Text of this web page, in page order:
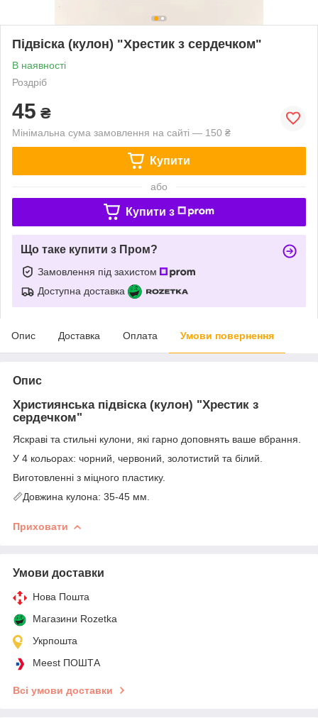
Підвіска (кулон) "Хрестик з сердечком"
В наявності
Роздріб
45 ₴
Мінімальна сума замовлення на сайті — 150 ₴
Купити
або
Купити з
Що таке купити з Пром?
Замовлення під захистом
Доступна доставка
Опис Доставка Оплата Умови повернення
Опис
Християнська підвіска (кулон) "Хрестик з
сердечком"
Яскраві та стильні кулони, які гарно доповнять ваше вбрання.
У 4 кольорах: чорний, червоний, золотистий та білий.
Виготовленні з міцного пластику.
📏Довжина кулона: 35-45 мм.
Приховати
Умови доставки
Нова Пошта
Магазини Rozetka
Укрпошта
Meest ПОШТА
Всі умови доставки